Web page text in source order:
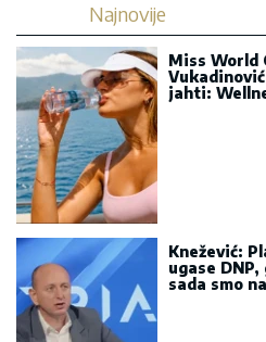
Najnovije
Miss World
jahti:
Knežević:
ugase
sada smo